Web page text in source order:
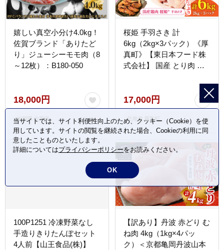
嬉しい真空小分け4.0kg！
佐賀ブランド「ありたど
り」ジューシーモモ肉（8
～12枚）：B180-050
18,000円
佐賀県 佐賀市
桜姫 手羽さき 計
6kg（2kg×3パック）《厚
真町》【東日本フード株
式会社】 国産 とり肉 手
17,000円
北海道 厚真町
100P1251 冷凍野菜なし
手造りきりたんぽセット
4人前【山王食品(株)】
【訳あり】丹波 赤どり む
ね肉 4kg（1kg×4パッ
ク）＜京都亀岡丹波山本
当サイトでは、サイト利便性向上のため、クッキー（Cookie）を使
用しています。サイトの閲覧を継続された場合、Cookieの利用に同
意したことものといたします。
詳細についてはプライバシーポリシーをお読みください。
OK